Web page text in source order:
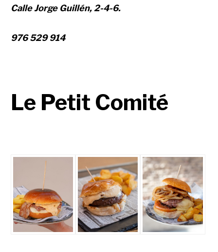
Calle Jorge Guillén, 2-4-6.
976 529 914
Le Petit Comité